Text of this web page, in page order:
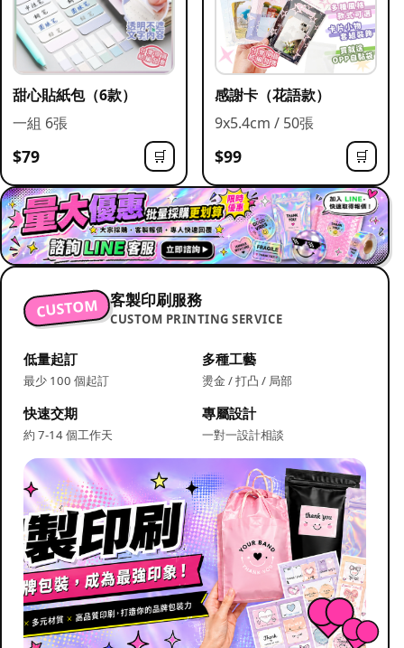
甜心貼紙包（6款）
一組 6張
$79 🛒
感謝卡（花語款）
9x5.4cm / 50張
$99 🛒
CUSTOM 客製印刷服務
CUSTOM PRINTING SERVICE
低量起訂
最少 100 個起訂
多種工藝
燙金 / 打凸 / 局部
快速交期
約 7-14 個工作天
專屬設計
一對一設計相談